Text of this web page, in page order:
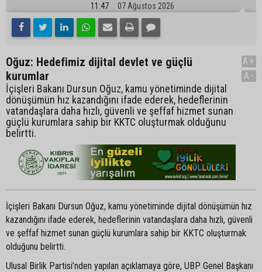
11:47 07 Ağustos 2026
Oğuz: Hedefimiz dijital devlet ve güçlü
kurumlar
İçişleri Bakanı Dursun Oğuz, kamu yönetiminde dijital
dönüşümün hız kazandığını ifade ederek, hedeflerinin
vatandaşlara daha hızlı, güvenli ve şeffaf hizmet sunan
güçlü kurumlara sahip bir KKTC oluşturmak olduğunu
belirtti.
A+
A-
İçişleri Bakanı Dursun Oğuz, kamu yönetiminde dijital dönüşümün hız
kazandığını ifade ederek, hedeflerinin vatandaşlara daha hızlı, güvenli
ve şeffaf hizmet sunan güçlü kurumlara sahip bir KKTC oluşturmak
olduğunu belirtti.
Ulusal Birlik Partisi’nden yapılan açıklamaya göre, UBP Genel Başkanı